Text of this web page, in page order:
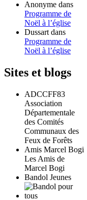
Anonyme dans
Programme de
Noël à l’église
Dussart dans
Programme de
Noël à l’église
Sites et blogs
ADCCFF83
Association
Départementale
des Comités
Communaux des
Feux de Forêts
Amis Marcel Bogi
Les Amis de
Marcel Bogi
Bandol Jeunes